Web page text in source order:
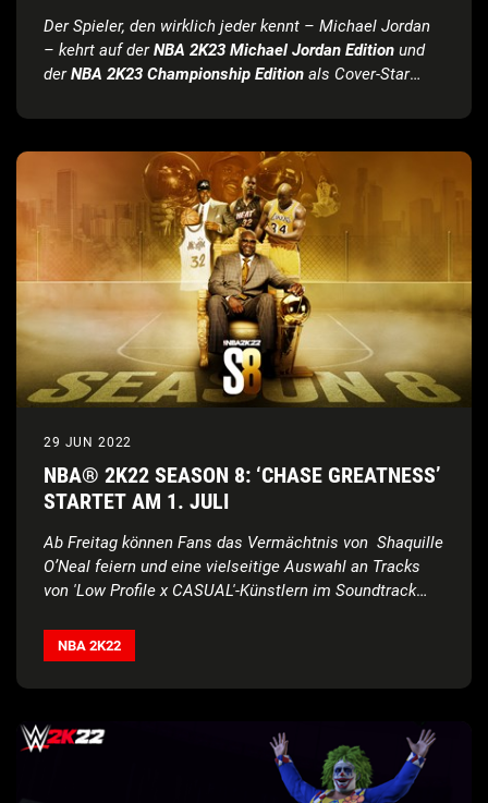
Der Spieler, den wirklich jeder kennt – Michael Jordan
– kehrt auf derNBA 2K23 Michael Jordan Edition und
derNBA 2K23 Championship Edition als Cover-Star
29 JUN 2022
NBA® 2K22 SEASON 8: ‘CHASE GREATNESS’
STARTET AM 1. JULI
Ab Freitag können Fans das Vermächtnis von Shaquille
O’Neal feiern und eine vielseitige Auswahl an Tracks
von 'Low Profile x CASUAL'-Künstlern im Soundtrack
Wettbewerbssieger*innen von
SoundCloudzu hören
NBA 2K22